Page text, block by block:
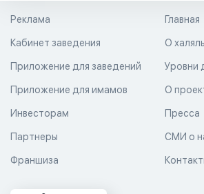
Главная
О халяль
Уровни
Реклама
Кабинет заведения
Приложение для заведений
Приложение для имамов О
Пресса
СМИ о
Инвесторам
Партнеры
Франшиза